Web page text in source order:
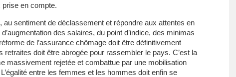
en compte.
au sentiment de déclassement et répondre aux attentes en
des salaires, du point d’indice, des minimas
de l’assurance chômage doit être définitivement
retraites doit être abrogée pour rassembler le pays. C’est la
massivement rejetée et combattue par une mobilisation
entre les femmes et les hommes doit enfin se